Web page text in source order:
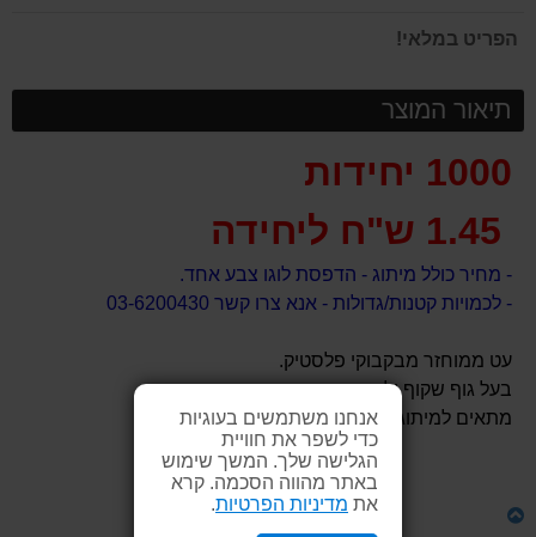
אנחנו משתמשים בעוגיות
כדי לשפר את חוויית
הגלישה שלך. המשך שימוש
באתר מהווה הסכמה. קרא
את מדיניות הפרטיות.
הפריט במלאי!
תיאור המוצר
1000 יחידות
- מחיר כולל מיתוג - הדפסת לוגו צבע אחד.
- לכמויות קטנות/גדולות - אנא צרו קשר 03-6200430
עט ממוחזר מבקבוקי פלסטיק.
בעל גוף שקוף ולחצן צבעוני.
מתאים למיתוג.